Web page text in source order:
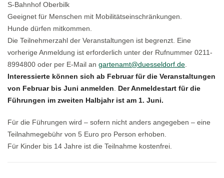
S-Bahnhof Oberbilk
Geeignet für Menschen mit Mobilitätseinschränkungen.
Hunde dürfen mitkommen.
Die Teilnehmerzahl der Veranstaltungen ist begrenzt. Eine
vorherige Anmeldung ist erforderlich unter der Rufnummer 0211-
8994800 oder per E-Mail an gartenamt@duesseldorf.de.
Interessierte können sich ab Februar für die Veranstaltungen
von Februar bis Juni anmelden. Der Anmeldestart für die
Führungen im zweiten Halbjahr ist am 1. Juni.
Für die Führungen wird – sofern nicht anders angegeben – eine
Teilnahmegebühr von 5 Euro pro Person erhoben.
Für Kinder bis 14 Jahre ist die Teilnahme kostenfrei.